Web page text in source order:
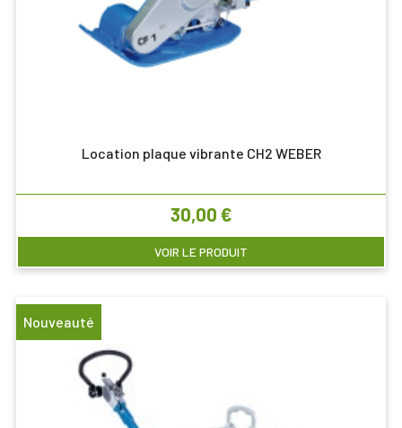
Location plaque vibrante CH2 WEBER
Prix
30,00 €
VOIR LE PRODUIT
Nouveauté